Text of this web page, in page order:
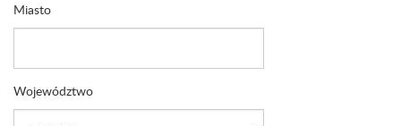
Miasto
Województwo